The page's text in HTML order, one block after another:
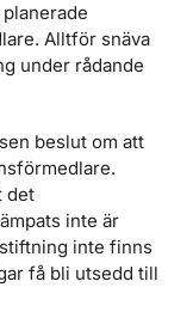
Alltför snäva
under rådande
beslut om att
det
inte är
inte finns
få bli utsedd till